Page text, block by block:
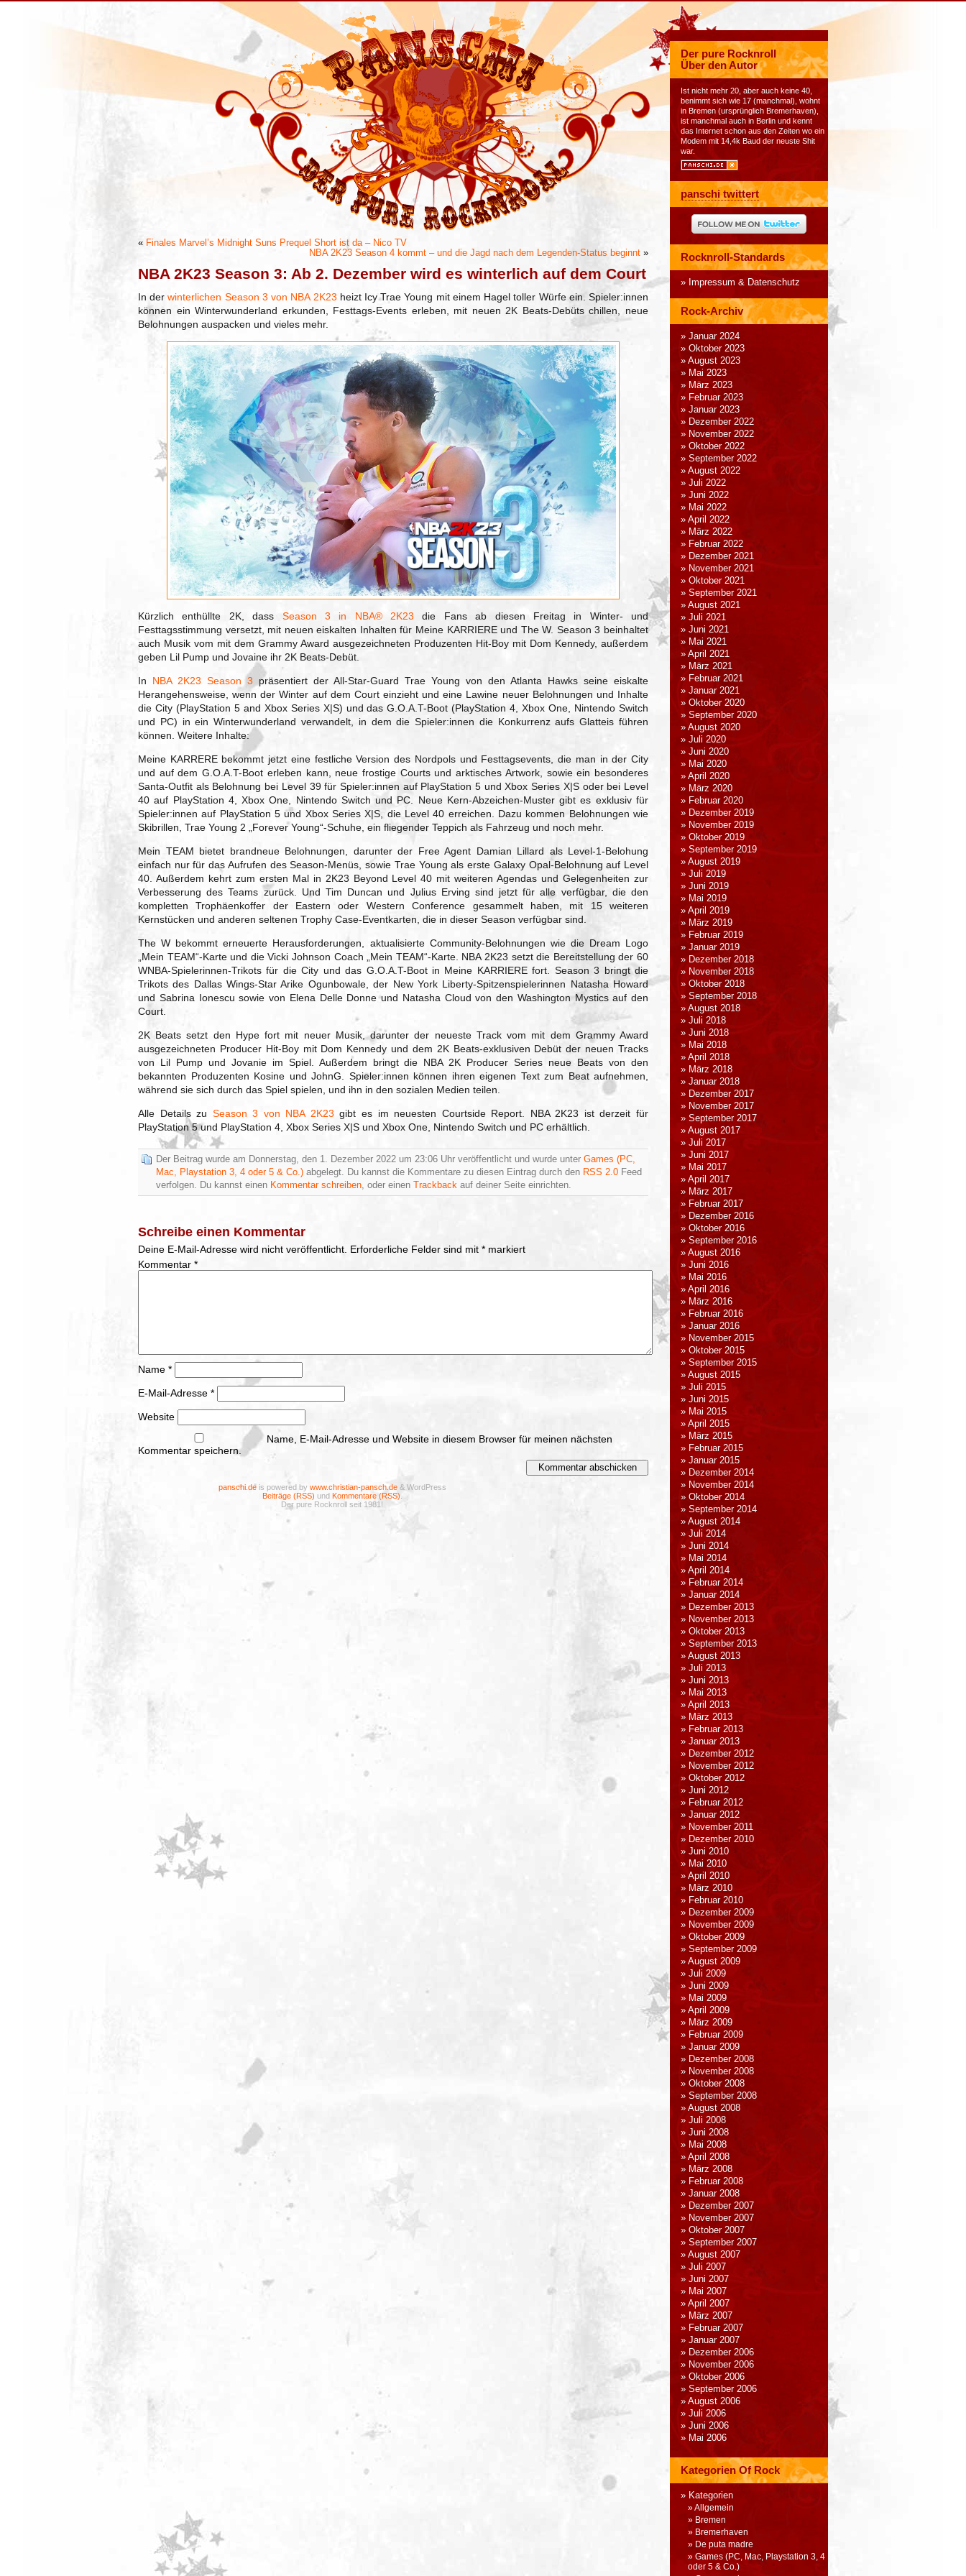
« Finales Marvel’s Midnight Suns Prequel Short ist da – Nico TV
NBA 2K23 Season 4 kommt – und die Jagd nach dem Legenden-Status beginnt »
NBA 2K23 Season 3: Ab 2. Dezember wird es winterlich auf dem Court
In derwinterlichen Season 3 von NBA 2K23 heizt Icy Trae Young mit einem Hagel toller Würfe ein. Spieler:innen
können ein Winterwunderland erkunden, Festtags-Events erleben, mit neuen 2K Beats-Debüts chillen, neue
Belohnungen auspacken und vieles mehr.
Kürzlich enthüllte 2K, dass Season 3 in NBA® 2K23 die Fans ab diesen Freitag in Winter- und
Festtagsstimmung versetzt, mit neuen eiskalten Inhalten für Meine KARRIERE und The W. Season 3 beinhaltet
auch Musik vom mit dem Grammy Award ausgezeichneten Produzenten Hit-Boy mit Dom Kennedy, außerdem
geben Lil Pump und Jovaine ihr 2K Beats-Debüt.
In NBA 2K23 Season 3 präsentiert der All-Star-Guard Trae Young von den Atlanta Hawks seine eiskalte
Herangehensweise, wenn der Winter auf dem Court einzieht und eine Lawine neuer Belohnungen und Inhalte
die City (PlayStation 5 and Xbox Series X|S) und das G.O.A.T-Boot (PlayStation 4, Xbox One, Nintendo Switch
und PC) in ein Winterwunderland verwandelt, in dem die Spieler:innen die Konkurrenz aufs Glatteis führen
können. Weitere Inhalte:
Meine KARRERE bekommt jetzt eine festliche Version des Nordpols und Festtagsevents, die man in der City
und auf dem G.O.A.T-Boot erleben kann, neue frostige Courts und arktisches Artwork, sowie ein besonderes
Santa-Outfit als Belohnung bei Level 39 für Spieler:innen auf PlayStation 5 und Xbox Series X|S oder bei Level
40 auf PlayStation 4, Xbox One, Nintendo Switch und PC. Neue Kern-Abzeichen-Muster gibt es exklusiv für
Spieler:innen auf PlayStation 5 und Xbox Series X|S, die Level 40 erreichen. Dazu kommen Belohnungen wie
Skibrillen, Trae Young 2 „Forever Young“-Schuhe, ein fliegender Teppich als Fahrzeug und noch mehr.
Mein TEAM bietet brandneue Belohnungen, darunter der Free Agent Damian Lillard als Level-1-Belohung
einfach nur für das Aufrufen des Season-Menüs, sowie Trae Young als erste Galaxy Opal-Belohnung auf Level
40. Außerdem kehrt zum ersten Mal in 2K23 Beyond Level 40 mit weiteren Agendas und Gelegenheiten zur
Verbesserung des Teams zurück. Und Tim Duncan und Julius Erving sind jetzt für alle verfügbar, die den
kompletten Trophäenkoffer der Eastern oder Western Conference gesammelt haben, mit 15 weiteren
Kernstücken und anderen seltenen Trophy Case-Eventkarten, die in dieser Season verfügbar sind.
The W bekommt erneuerte Herausforderungen, aktualisierte Community-Belohnungen wie die Dream Logo
„Mein TEAM“-Karte und die Vicki Johnson Coach „Mein TEAM“-Karte. NBA 2K23 setzt die Bereitstellung der 60
WNBA-Spielerinnen-Trikots für die City und das G.O.A.T-Boot in Meine KARRIERE fort. Season 3 bringt die
Trikots des Dallas Wings-Star Arike Ogunbowale, der New York Liberty-Spitzenspielerinnen Natasha Howard
und Sabrina Ionescu sowie von Elena Delle Donne und Natasha Cloud von den Washington Mystics auf den
Court.
2K Beats setzt den Hype fort mit neuer Musik, darunter der neueste Track vom mit dem Grammy Award
ausgezeichneten Producer Hit-Boy mit Dom Kennedy und dem 2K Beats-exklusiven Debüt der neuen Tracks
von Lil Pump und Jovanie im Spiel. Außerdem bringt die NBA 2K Producer Series neue Beats von den
bekannten Produzenten Kosine und JohnG. Spieler:innen können ihren eigenen Text zum Beat aufnehmen,
während sie sich durch das Spiel spielen, und ihn in den sozialen Medien teilen.
Alle Details zu Season 3 von NBA 2K23gibt es im neuesten Courtside Report. NBA 2K23 ist derzeit für
PlayStation 5 und PlayStation 4, Xbox Series X|S und Xbox One, Nintendo Switch und PC erhältlich.
Der Beitrag wurde am Donnerstag, den 1. Dezember 2022 um 23:06 Uhr veröffentlicht und wurde unter Games (PC,
Mac, Playstation 3, 4 oder 5 & Co.) abgelegt. Du kannst die Kommentare zu diesen Eintrag durch den RSS 2.0 Feed
verfolgen. Du kannst einen Kommentar schreiben , oder einen Trackback auf deiner Seite einrichten.
Schreibe einen Kommentar
Deine E-Mail-Adresse wird nicht veröffentlicht. Erforderliche Felder sind mit * markiert
Kommentar *
Name *
E-Mail-Adresse *
Website
Name, E-Mail-Adresse und Website in diesem Browser für meinen nächsten
Kommentar speichern.
Der pure Rocknroll
Über den Autor
Ist nicht mehr 20, aber auch keine 40,
benimmt sich wie 17 (manchmal), wohnt
in Bremen (ursprünglich Bremerhaven),
ist manchmal auch in Berlin und kennt
das Internet schon aus den Zeiten wo ein
Modem mit 14,4k Baud der neuste Shit
war.
panschi twittert
Rocknroll-Standards
Impressum & Datenschutz
Rock-Archiv
Januar 2024
Oktober 2023
August 2023
Mai 2023
März 2023
Februar 2023
Januar 2023
Dezember 2022
November 2022
Oktober 2022
September 2022
August 2022
Juli 2022
Juni 2022
Mai 2022
April 2022
März 2022
Februar 2022
Dezember 2021
November 2021
Oktober 2021
September 2021
August 2021
Juli 2021
Juni 2021
Mai 2021
April 2021
März 2021
Februar 2021
Januar 2021
Oktober 2020
September 2020
August 2020
Juli 2020
Juni 2020
Mai 2020
April 2020
März 2020
Februar 2020
Dezember 2019
November 2019
Oktober 2019
September 2019
August 2019
Juli 2019
Juni 2019
Mai 2019
April 2019
März 2019
Februar 2019
Januar 2019
Dezember 2018
November 2018
Oktober 2018
September 2018
August 2018
Juli 2018
Juni 2018
Mai 2018
April 2018
März 2018
Januar 2018
Dezember 2017
November 2017
September 2017
August 2017
Juli 2017
Juni 2017
Mai 2017
April 2017
März 2017
Februar 2017
Dezember 2016
Oktober 2016
September 2016
August 2016
Juni 2016
Mai 2016
April 2016
März 2016
Februar 2016
Januar 2016
November 2015
Oktober 2015
September 2015
August 2015
Juli 2015
Juni 2015
Mai 2015
April 2015
März 2015
Februar 2015
Januar 2015
Dezember 2014
November 2014
Oktober 2014
September 2014
August 2014
Juli 2014
Juni 2014
Mai 2014
April 2014
Februar 2014
Januar 2014
Dezember 2013
November 2013
Oktober 2013
September 2013
August 2013
Juli 2013
Juni 2013
Mai 2013
April 2013
März 2013
Februar 2013
Januar 2013
Dezember 2012
November 2012
Oktober 2012
Juni 2012
Februar 2012
Januar 2012
November 2011
Dezember 2010
Juni 2010
Mai 2010
April 2010
März 2010
Februar 2010
Dezember 2009
November 2009
Oktober 2009
September 2009
August 2009
Juli 2009
Juni 2009
Mai 2009
April 2009
März 2009
Februar 2009
Januar 2009
Dezember 2008
November 2008
Oktober 2008
September 2008
August 2008
Juli 2008
Juni 2008
Mai 2008
April 2008
März 2008
Februar 2008
Januar 2008
Dezember 2007
November 2007
Oktober 2007
September 2007
August 2007
Juli 2007
Juni 2007
Mai 2007
April 2007
März 2007
Februar 2007
Januar 2007
Dezember 2006
November 2006
Oktober 2006
September 2006
August 2006
Juli 2006
Juni 2006
Mai 2006
Kategorien Of Rock
Kategorien
Allgemein
Bremen
Bremerhaven
De puta madre
Games (PC, Mac, Playstation 3, 4
oder 5 & Co.)
panschi.deis powered by www.christian-pansch.de& WordPress
Beiträge (RSS) und Kommentare (RSS)
Der pure Rocknroll seit 1981!